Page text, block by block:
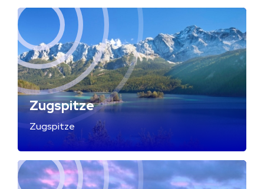
Zugspitze
Zugspitze